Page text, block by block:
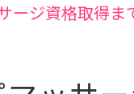
ージ資格取得ま